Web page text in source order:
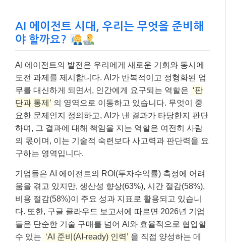
AI 에이전트 시대, 우리는 무엇을 준비해
야 할까요?
AI 에이전트의 발전은 우리에게 새로운 기회와 동시에
도전 과제를 제시합니다. AI가 반복적이고 정형화된 업
무를 대신하게 되면서, 인간에게 요구되는 역할은 ‘판
단과 통제’ 의 영역으로 이동하고 있습니다. 무엇이 중
요한 문제인지 정의하고, AI가 낸 결과가 타당한지 판단
하며, 그 결과에 대해 책임을 지는 역할은 여전히 사람
의 몫이며, 이는 기술적 숙련보다 사고력과 판단력을 요
구하는 영역입니다.
기업들은 AI 에이전트의 ROI(투자수익률) 측정에 어려
움을 겪고 있지만, 생산성 향상(63%), 시간 절감(58%),
비용 절감(58%)이 주요 성과 지표로 활용되고 있습니
다. 또한, 구글 클라우드 보고서에 따르면 2026년 기업
들은 단순한 기술 구매를 넘어 AI와 효율적으로 협업할
수 있는 ‘AI 준비(AI-ready) 인력’ 을 직접 양성하는 데